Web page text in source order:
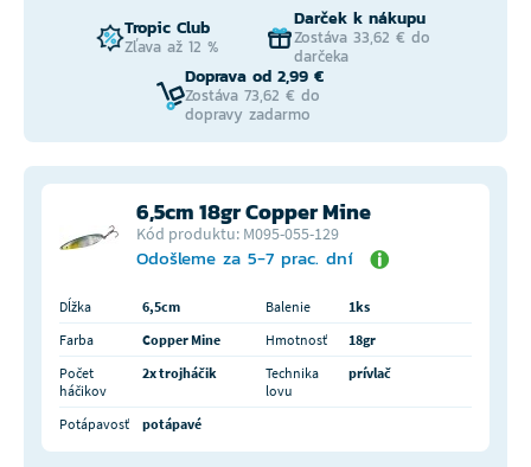
Tropic Club
Zľava až 12 %
Darček k nákupu
Zostáva 33,62 € do
darčeka
Doprava od 2,99 €
Zostáva 73,62 € do
dopravy zadarmo
6,5cm 18gr Copper Mine
Kód produktu: M095-055-129
Odošleme za 5-7 prac. dní
Dĺžka 6,5cm Balenie
1ks
Farba
Copper Mine Hmotnosť
18gr
Počet
háčikov
2x trojháčik
Technika
lovu
prívlač
Potápavosť potápavé